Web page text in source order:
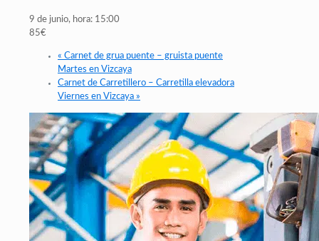
9 de junio, hora: 15:00
85€
« Carnet de grua puente – gruista puente
Martes en Vizcaya
Carnet de Carretillero – Carretilla elevadora
Viernes en Vizcaya »